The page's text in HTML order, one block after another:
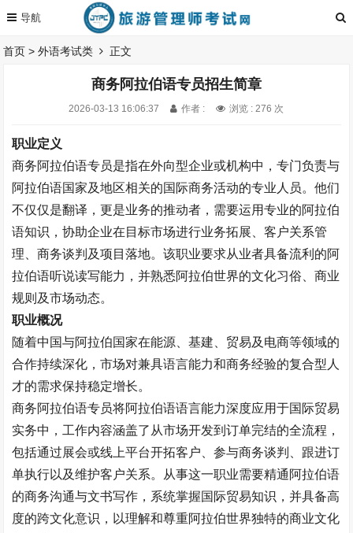
首页 >外语考试类 正文
商务阿拉伯语专员招生简章
2026-03-13 16:06:37 作者 : 浏览 : 276 次
职业定义
商务阿拉伯语专员是指在外向型企业或机构中，专门负责与
阿拉伯语国家及地区相关的国际商务活动的专业人员。他们
不仅仅是翻译，更是业务的推动者，需要运用专业的阿拉伯
语知识，协助企业在目标市场进行业务拓展、客户关系管
理、商务谈判及项目落地。该职业要求从业者具备流利的阿
拉伯语听说读写能力，并熟悉阿拉伯世界的文化习俗、商业
规则及市场动态。
职业概况
随着中国与阿拉伯国家在能源、基建、贸易及电商等领域的
合作持续深化，市场对兼具语言能力和商务经验的复合型人
才的需求保持稳定增长。
商务阿拉伯语专员将阿拉伯语语言能力深度应用于国际贸易
实务中，工作内容涵盖了从市场开发到订单完结的全流程，
包括通过展会或线上平台开拓客户、参与商务谈判、跟进订
单执行以及维护客户关系。从事这一职业需要精通阿拉伯语
的商务沟通与文书写作，系统掌握国际贸易知识，并具备高
度的跨文化意识，以理解和尊重阿拉伯世界独特的商业文化